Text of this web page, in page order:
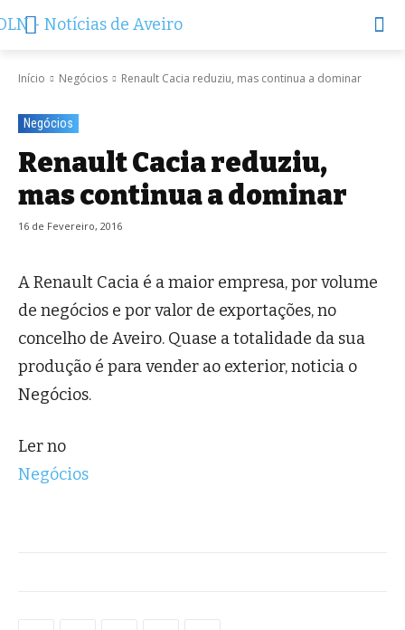
Início Negócios Renault Cacia reduziu, mas continua a dominar
Negócios
Renault Cacia reduziu,
mas continua a dominar
16 de Fevereiro, 2016
A Renault Cacia é a maior empresa, por volume
de negócios e por valor de exportações, no
concelho de Aveiro. Quase a totalidade da sua
produção é para vender ao exterior, noticia o
Negócios.
Ler no
Negócios